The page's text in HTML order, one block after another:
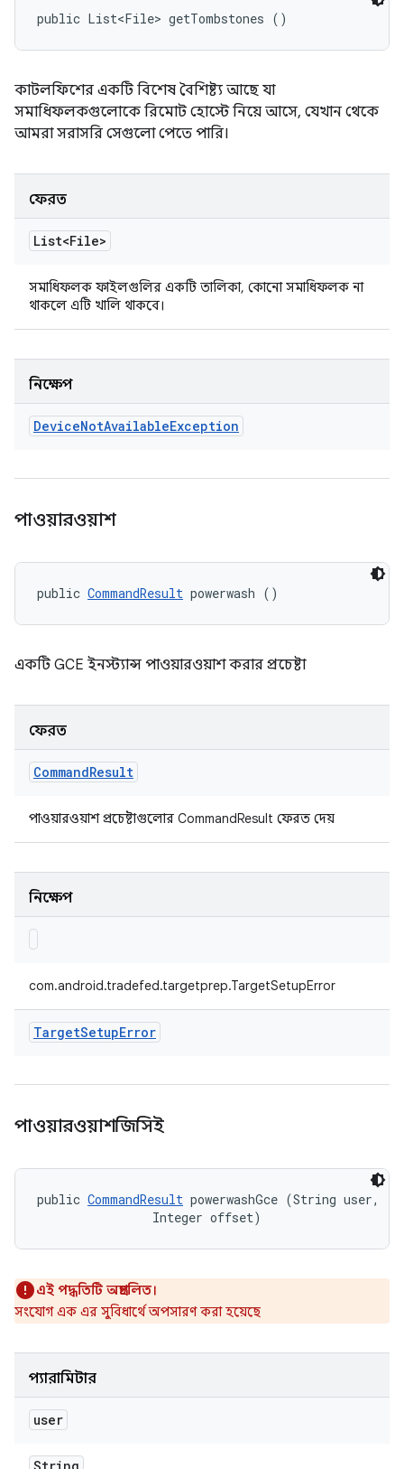
public List<File> getTombstones ()
কাটলফিশের একটি বিশেষ বৈশিষ্ট্য আছে যা
সমাধিফলকগুলোকে রিমোট হোস্টে নিয়ে আসে, যেখান থেকে
আমরা সরাসরি সেগুলো পেতে পারি।
ফেরত
List<File>
সমাধিফলক ফাইলগুলির একটি তালিকা, কোনো সমাধিফলক না
থাকলে এটি খালি থাকবে।
নিক্ষেপ
DeviceNotAvailableException
পাওয়ারওয়াশ
public CommandResult powerwash ()
একটি GCE ইনস্ট্যান্স পাওয়ারওয়াশ করার প্রচেষ্টা
ফেরত
CommandResult
পাওয়ারওয়াশ প্রচেষ্টাগুলোর CommandResult ফেরত দেয়
নিক্ষেপ
com.android.tradefed.targetprep.TargetSetupError
TargetSetupError
পাওয়ারওয়াশজিসিই
public CommandResult powerwashGce (String user,
                Integer offset)
এই পদ্ধতিটি অপ্রচলিত।
সংযোগ এক এর সুবিধার্থে অপসারণ করা হয়েছে
প্যারামিটার
user